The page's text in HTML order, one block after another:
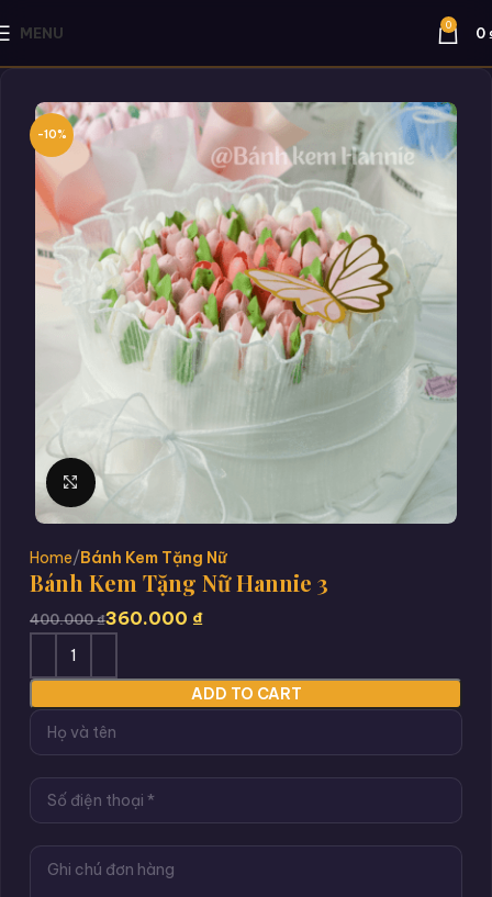
MENU 0 0
-10%
Click to enlarge
Home Bánh Kem Tặng Nữ
Bánh Kem Tặng Nữ Hannie 3
400.000₫360.000 ₫
ADD TO CART